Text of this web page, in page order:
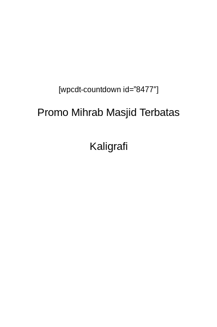
[wpcdt-countdown id=”8477″]
Promo Mihrab Masjid Terbatas
Kaligrafi